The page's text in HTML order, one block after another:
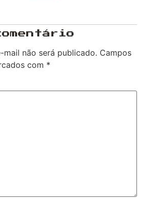
mail não será publicado. Campos
com *